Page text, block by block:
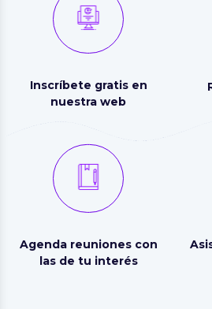
Inscríbete gratis en
nuestra web
Agenda reuniones con
las de tu interés